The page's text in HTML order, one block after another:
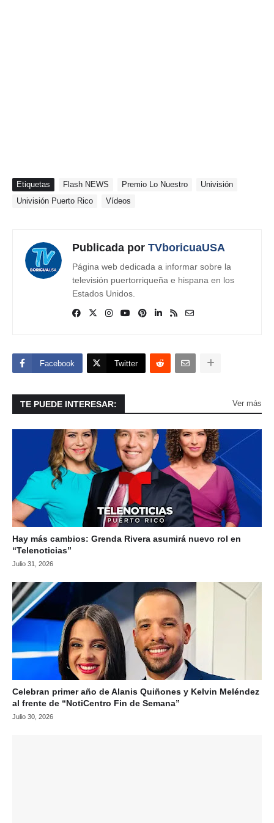
Etiquetas Flash NEWS Premio Lo Nuestro
Univisión
Univisión Puerto Rico
Vídeos
Publicada por TVboricuaUSA
Página web dedicada a informar sobre la
televisión puertorriqueña e hispana en los
Estados Unidos.
Facebook Twitter
TE PUEDE INTERESAR: Ver más
Hay más cambios: Grenda Rivera asumirá nuevo rol en
“Telenoticias”
Julio 31, 2026
Celebran primer año de Alanis Quiñones y Kelvin Meléndez
al frente de “NotiCentro Fin de Semana”
Julio 30, 2026